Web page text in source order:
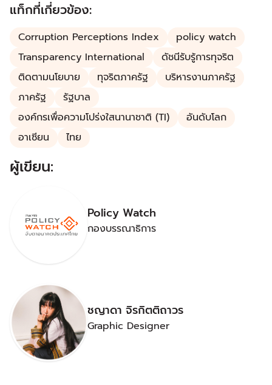
แท็กที่เกี่ยวข้อง:
Corruption Perceptions Index
policy watch
Transparency International
ดัชนีรับรู้การทุจริต
ติดตามนโยบาย
ทุจริตภาครัฐ
บริหารงานภาครัฐ
ภาครัฐ
รัฐบาล
องค์กรเพื่อความโปร่งใสนานาชาติ (TI)
อันดับโลก
อาเซียน
ไทย
ผู้เขียน:
Policy Watch
กองบรรณาธิการ
ชญาดา จิรกิตติถาวร
Graphic Designer